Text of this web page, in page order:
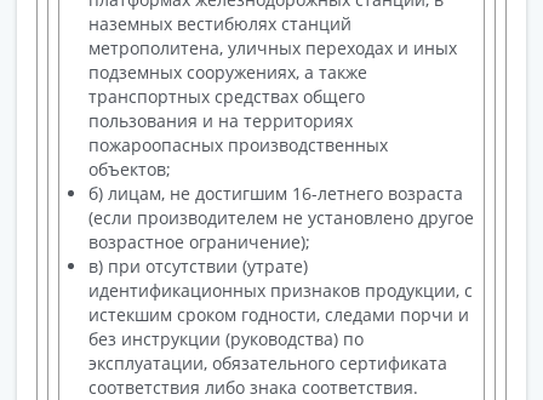
наземных вестибюлях станций
метрополитена, уличных переходах и иных
подземных сооружениях, а также
транспортных средствах общего
пользования и на территориях
пожароопасных производственных
объектов;
б) лицам, не достигшим 16-летнего возраста
(если производителем не установлено другое
возрастное ограничение);
в) при отсутствии (утрате)
идентификационных признаков продукции, с
истекшим сроком годности, следами порчи и
без инструкции (руководства) по
эксплуатации, обязательного сертификата
соответствия либо знака соответствия.